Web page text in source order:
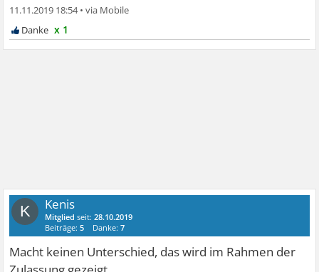
11.11.2019 18:54•
x 1
K Kenis
Mitglied seit:28.10.2019
Beiträge:5 Danke:7
Macht keinen Unterschied, das wird im Rahmen der